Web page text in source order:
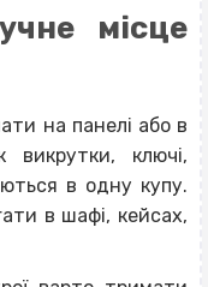
місце
на панелі або в
викрутки, ключі,
в одну купу.
в шафі, кейсах,